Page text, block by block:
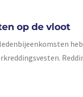
op de vloot